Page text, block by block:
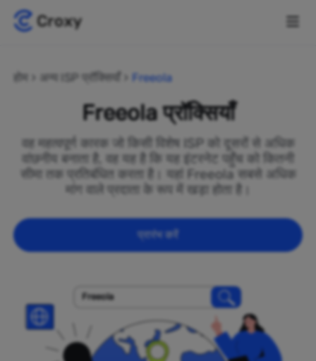
होम अन्य ISP प्रॉक्सियाँ Freeola
Freeola प्रॉक्सियाँ
वह महत्वपूर्ण कारक जो किसी विशेष ISP को दूसरों से अधिक
वांछनीय बनाता है, वह यह है कि यह इंटरनेट पहुँच को कितनी
सीमा तक प्रतिबंधित करता है। यहां Freeola सबसे अधिक
मांग वाले प्रदाता के रूप में खड़ा होता है।
प्रारंभ करें
Freeola